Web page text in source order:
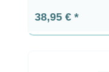
Precio normal:
38,95 €